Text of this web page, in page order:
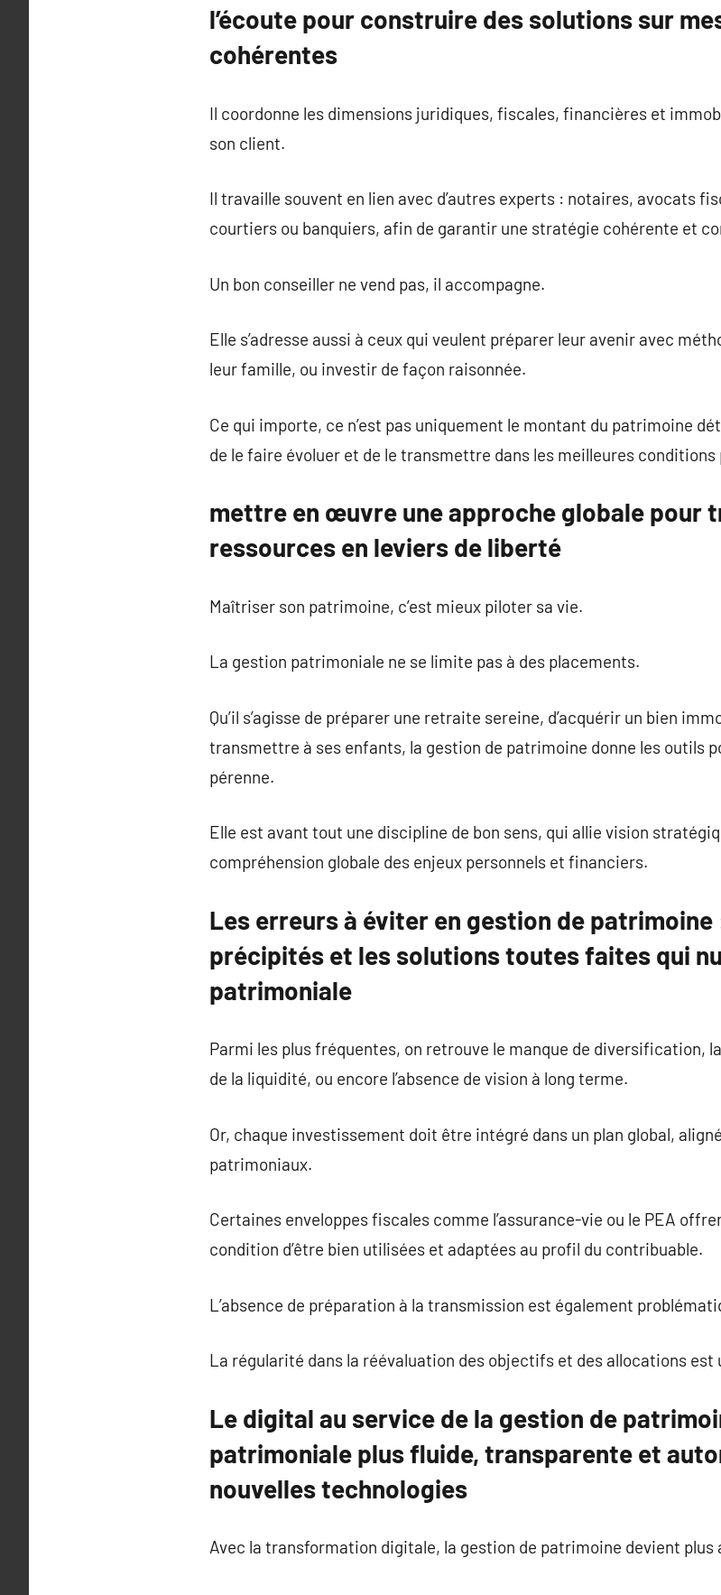
l’écoute pour construire des solutions sur
cohérentes
Il coordonne les dimensions juridiques, fiscales, financières et
son client.
Il travaille souvent en lien avec d’autres experts : notaires, avocats
courtiers ou banquiers, afin de garantir une stratégie cohérente et
Un bon conseiller ne vend pas, il accompagne.
Elle s’adresse aussi à ceux qui veulent préparer leur avenir avec
leur famille, ou investir de façon raisonnée.
Ce qui importe, ce n’est pas uniquement le montant du patrimoine
de le faire évoluer et de le transmettre dans les meilleures conditions
mettre en œuvre une approche globale pour
ressources en leviers de liberté
Maîtriser son patrimoine, c’est mieux piloter sa vie.
La gestion patrimoniale ne se limite pas à des placements.
Qu’il s’agisse de préparer une retraite sereine, d’acquérir un bien
transmettre à ses enfants, la gestion de patrimoine donne les outils
pérenne.
Elle est avant tout une discipline de bon sens, qui allie vision
compréhension globale des enjeux personnels et financiers.
Les erreurs à éviter en gestion de
précipités et les solutions toutes faites qui
patrimoniale
Parmi les plus fréquentes, on retrouve le manque de diversification,
de la liquidité, ou encore l’absence de vision à long terme.
Or, chaque investissement doit être intégré dans un plan global,
patrimoniaux.
Certaines enveloppes fiscales comme l’assurance-vie ou le PEA
condition d’être bien utilisées et adaptées au profil du contribuable.
L’absence de préparation à la transmission est également
La régularité dans la réévaluation des objectifs et des allocations
Le digital au service de la gestion de
patrimoniale plus fluide, transparente et
nouvelles technologies
Avec la transformation digitale, la gestion de patrimoine devient plus